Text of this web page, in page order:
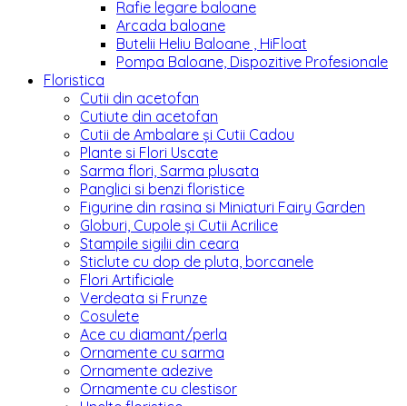
Rafie legare baloane
Arcada baloane
Butelii Heliu Baloane , HiFloat
Pompa Baloane, Dispozitive Profesionale
Floristica
Cutii din acetofan
Cutiute din acetofan
Cutii de Ambalare și Cutii Cadou
Plante si Flori Uscate
Sarma flori, Sarma plusata
Panglici si benzi floristice
Figurine din rasina si Miniaturi Fairy Garden
Globuri, Cupole și Cutii Acrilice
Stampile sigilii din ceara
Sticlute cu dop de pluta, borcanele
Flori Artificiale
Verdeata si Frunze
Cosulete
Ace cu diamant/perla
Ornamente cu sarma
Ornamente adezive
Ornamente cu clestisor